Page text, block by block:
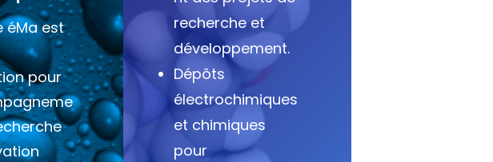
éMa est
pour
recherche et
développement.
Dépôts
électrochimiques
et chimiques
pour